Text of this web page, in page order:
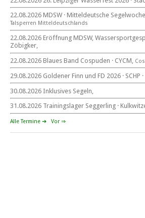
22. August 2026
beim CYCM
für alle Segler am See
Mitteldeutsche Segelwoche
22. – 30. August 2026 in Sachsen · Thüringen
Goldener Finn und FD 2026
29. – 30. August 2026
beim SCHP auf der Talsperre Pöhl
22.08.2026 MDSW · Mitteldeutsche
Tal­sperren Mittel­deut­sch­lands
22.08.2026 Eröffnung MDSW,
Zöbigker,
22.08.2026 Blaues Band Cospuden · CYCM,
29.08.2026 Goldener Finn und FD 2026 · SCHP ·
30.08.2026 Inklusives Segeln,
31.08.2026 Trainingslager Seggerling ·
Alle Termine ➔ Vor ⇒